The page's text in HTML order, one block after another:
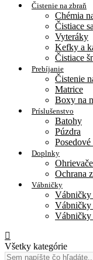
Čistenie na zbraň
Chémia
Čistiace
Vyteráky
Kefky a
Čistiace
Prebíjanie
Čistenie
Matrice
Boxy na
Príslušenstvo
Batohy
Púzdra
Doplnky
Ochrana
Vábničky
Vábničky
Vábničky
Vábničky
Všetky kategórie